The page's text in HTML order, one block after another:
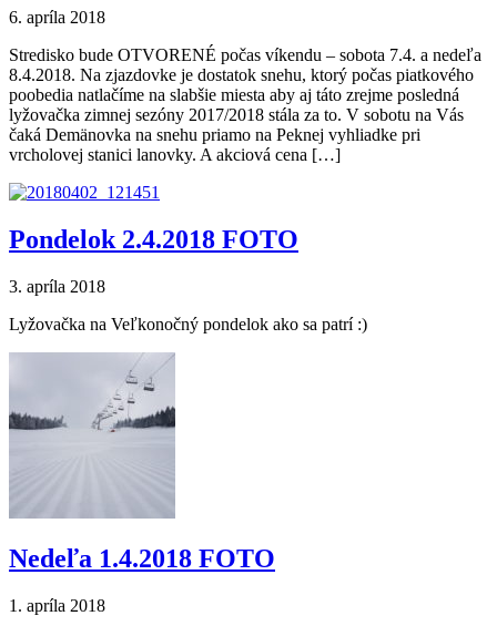
6. apríla 2018
Stredisko bude OTVORENÉ počas víkendu – sobota 7.4. a nedeľa
8.4.2018. Na zjazdovke je dostatok snehu, ktorý počas piatkového
poobedia natlačíme na slabšie miesta aby aj táto zrejme posledná
lyžovačka zimnej sezóny 2017/2018 stála za to. V sobotu na Vás
čaká Demänovka na snehu priamo na Peknej vyhliadke pri
vrcholovej stanici lanovky. A akciová cena […]
Pondelok 2.4.2018 FOTO
3. apríla 2018
Lyžovačka na Veľkonočný pondelok ako sa patrí :)
Nedeľa 1.4.2018 FOTO
1. apríla 2018